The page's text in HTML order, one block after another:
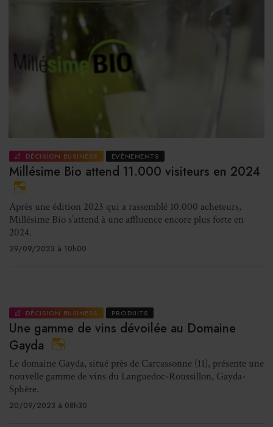
DÉCISION BUSINESS EVÈNEMENTS
Millésime Bio attend 11.000 visiteurs en 2024
Après une édition 2023 qui a rassemblé 10.000 acheteurs,
Millésime Bio s’attend à une affluence encore plus forte en
2024.
29/09/2023 à 10h00
DÉCISION BUSINESS PRODUITS
Une gamme de vins dévoilée au Domaine
Gayda
Le domaine Gayda, situé près de Carcassonne (11), présente une
nouvelle gamme de vins du Languedoc-Roussillon, Gayda-
Sphère.
20/09/2023 à 08h30